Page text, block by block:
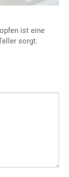
ist eine
sorgt.